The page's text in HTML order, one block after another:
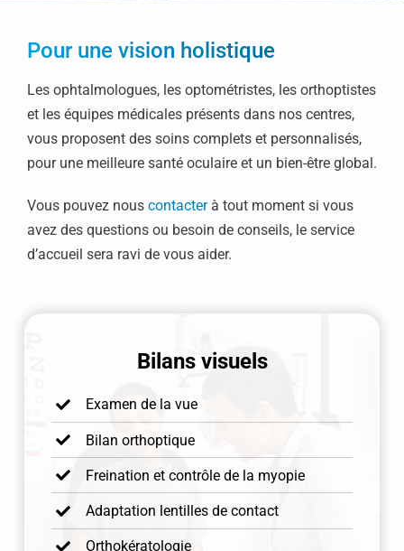
Pour une vision holistique
Les ophtalmologues, les optométristes, les orthoptistes
et les équipes médicales présents dans nos centres,
vous proposent des soins complets et personnalisés,
pour une meilleure santé oculaire et un bien-être global.
Vous pouvez nous contacterà tout moment si vous
avez des questions ou besoin de conseils, le service
d’accueil sera ravi de vous aider.
Bilans visuels
Examen de la vue
Bilan orthoptique
Freination et contrôle de la myopie
Adaptation lentilles de contact
Orthokératologie